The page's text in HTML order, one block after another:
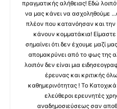
πραγματικής αλήθειας! Εδώ
να μας κάνει να ασχοληθούμε
πλέον που κατανόησαν και την
κάνουν κομματάκια!
σημαίνει ότι δεν έχουμε μαζί
απομακρύνει από το φως της
λοιπόν δεν είναι μια
έρευνας και κριτικής
καθημερινότητας ! Το
ελεύθεροι ερευνητές
αναδημοσιεύσεως σαν